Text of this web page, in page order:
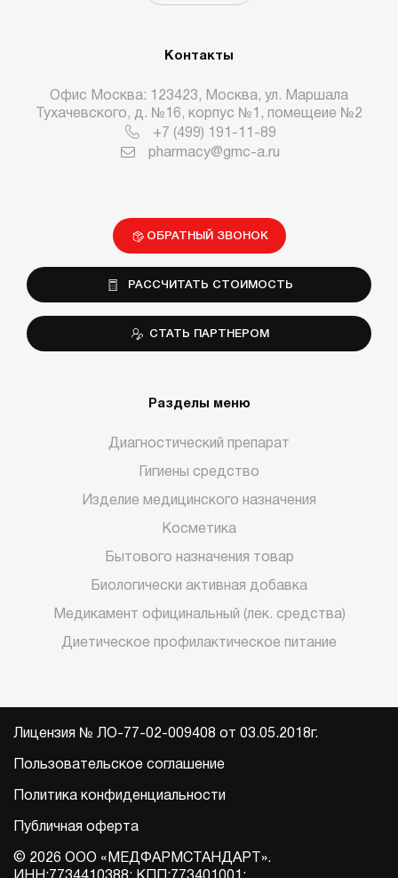
Контакты
Офис Москва: 123423, Москва, ул. Маршала
Тухачевского, д. №16, корпус №1, помещеие №2
+7 (499) 191-11-89
pharmacy@gmc-a.ru
ОБРАТНЫЙ ЗВОНОК
РАССЧИТАТЬ СТОИМОСТЬ
СТАТЬ ПАРТНЕРОМ
Разделы меню
Диагностический препарат
Гигиены средство
Изделие медицинского назначения
Косметика
Бытового назначения товар
Биологически активная добавка
Медикамент официнальный (лек. средства)
Диетическое профилактическое питание
Лицензия № ЛО-77-02-009408 от 03.05.2018г.
Пользовательское соглашение
Политика конфиденциальности
Публичная оферта
© 2026 ООО «МЕДФАРМСТАНДАРТ».